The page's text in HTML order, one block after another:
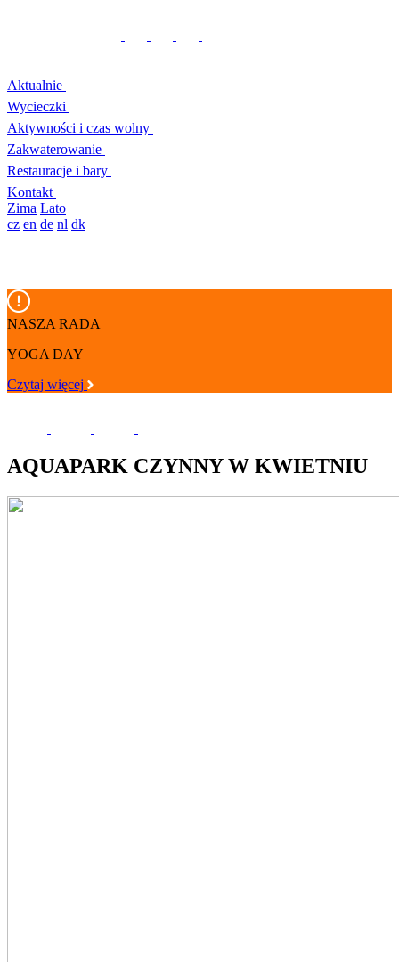
Aktualnie
Wycieczki
Aktywności i czas wolny
Zakwaterowanie
Restauracje i bary
Kontakt
Zima Lato
cz en de nl dk
NASZA RADA
YOGA DAY
Czytaj więcej
AQUAPARK CZYNNY W KWIETNIU